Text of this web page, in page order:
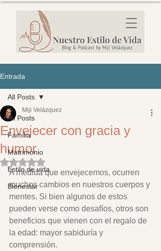
Entrada
All Posts
Familia
Matrimonio
Estilo de vida
Bienestar
All Posts
Envejecer con gracia y
humor
Miji Velázquez
Obtuvo NaN de 5 estrellas.
A medida que envejecemos, ocurren
muchos cambios en nuestros cuerpos y
mentes. Si bien algunos de estos
pueden verse como desafíos, otros son
beneficios que vienen con el regalo de
la edad: mayor sabiduría y
comprensión.